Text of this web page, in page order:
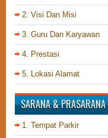
2. Visi Dan Misi
3. Guru Dan Karyawan
4. Prestasi
5. Lokasi Alamat
SARANA & PRASARANA
1. Tempat Parkir